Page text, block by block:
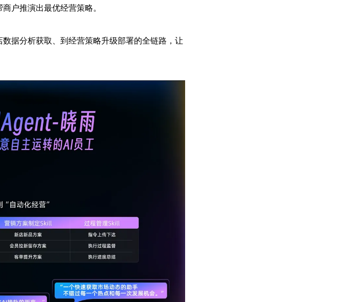
户推演出最优经营策略。
据分析获取、到经营策略升级部署的全链路，让